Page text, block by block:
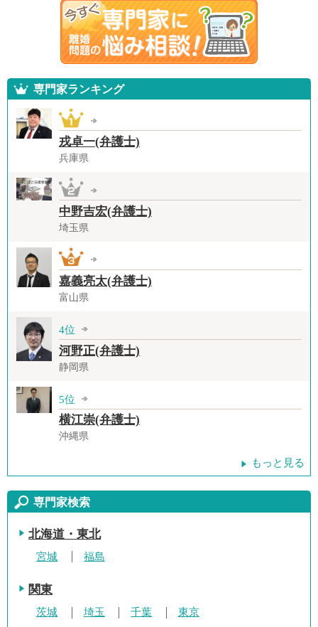
専門家ランキング
戎卓一(弁護士)
兵庫県
中野吉宏(弁護士)
埼玉県
嘉義亮太(弁護士)
富山県
4位
河野正(弁護士)
静岡県
5位
横江崇(弁護士)
沖縄県
もっと見る
専門家検索
北海道・東北
宮城 福島
関東
茨城 埼玉 千葉 東京